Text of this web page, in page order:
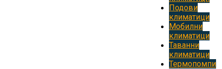
Подови
климатици
Мобилни
климатици
Таванни
климатици
Термопомпи